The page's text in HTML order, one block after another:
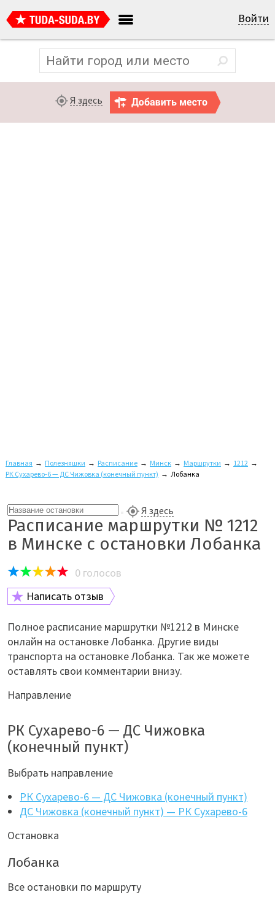
Войти
Я здесь
Главная → Полезняшки → Расписание → Минск → Маршрутки → 1212 →
РК Сухарево-6 — ДС Чижовка (конечный пункт) → Лобанка
Я здесь
Расписание маршрутки № 1212
в Минске с остановки Лобанка
0 голосов
Написать отзыв
Полное расписание маршрутки №1212 в Минске
онлайн на остановке Лобанка. Другие виды
транспорта на остановке Лобанка. Так же можете
оставлять свои комментарии внизу.
Направление
РК Сухарево-6 — ДС Чижовка
(конечный пункт)
Выбрать направление
РК Сухарево-6 — ДС Чижовка (конечный пункт)
ДС Чижовка (конечный пункт) — РК Сухарево-6
Остановка
Лобанка
Все остановки по маршруту